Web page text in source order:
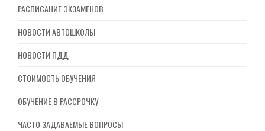
РАСПИСАНИЕ ЭКЗАМЕНОВ
НОВОСТИ АВТОШКОЛЫ
НОВОСТИ ПДД
СТОИМОСТЬ ОБУЧЕНИЯ
ОБУЧЕНИЕ В РАССРОЧКУ
ЧАСТО ЗАДАВАЕМЫЕ ВОПРОСЫ